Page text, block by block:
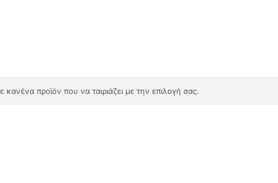
κανένα προϊόν που να ταιριάζει με την επιλογή σας.